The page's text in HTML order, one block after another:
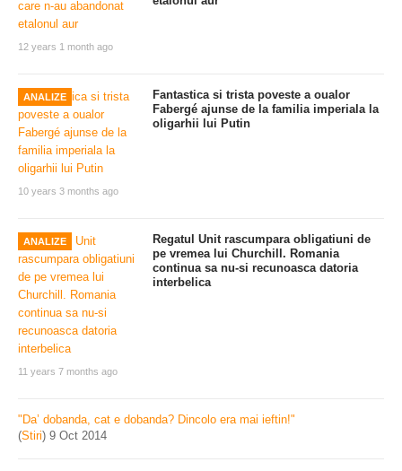
12 years 1 month ago
ANALIZE
10 years 3 months ago
Fantastica si trista poveste a oualor
Fabergé ajunse de la familia imperiala la
oligarhii lui Putin
ANALIZE
11 years 7 months ago
Regatul Unit rascumpara obligatiuni de
pe vremea lui Churchill. Romania
continua sa nu-si recunoasca datoria
interbelica
"Da’ dobanda, cat e dobanda? Dincolo era mai ieftin!"
(Stiri) 9 Oct 2014